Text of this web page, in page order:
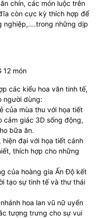
chín, các món luộc trên
còn cực kỳ thích hợp để
nghiệp,....trong những dịp
12 món
các kiểu hoa văn tinh tế,
người dùng:
của mùa thu với họa tiết
cảm giác 3D sống động,
bữa ăn.
đại với họa tiết cánh
thích hợp cho những
của hoàng gia Ấn Độ kết
tạo sự tinh tế và thư thái
hoa lan vũ nữ uyển
tượng trưng cho sự vui